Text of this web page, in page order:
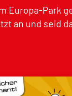
Europa-Park
an und seid